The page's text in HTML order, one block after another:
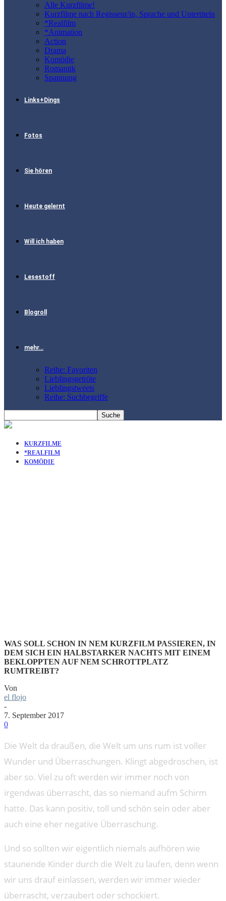
Alle Kurzfilme!
Kurzfilme nach Regisseur/in, Sprache und Untertiteln
*Realfilm
*Animation
Action
Drama
Komödie
Romantik
Spannung
Links+Dings
Fotos
Sie hören
Heute gelernt
Will ich haben
Lesestoff
Blogroll
mehr…
Reihe: Favoriten
Lieblingsgetröte
Lieblingstweets
Reihe: Suchbegriffe
KURZFILME
*REALFILM
KOMÖDIE
WAS SOLL SCHON IN NEM KURZFILM PASSIEREN, IN
DEM SICH EIN HALBSTARKER NACHTS MIT EINEM
BEKLOPPTEN AUF NEM SCHROTTPLATZ
RUMTREIBT?
Von
el flojo
-
7. September 2017
0
Die Welt da draußen, die Welt um uns rum ist voller
Wunder und Überraschungen. Klingt abgedroschen, ist
aber so. Viel zu oft werden wir immer noch von
irgendwas überrascht, das so niemand aufm Schirm
hatte. Das kann positiv, toll und schön sein oder aber
auch eine eher negative Überraschung.
Und so sollten wir eigentlich niemals aufhören wie
staunende Kinder durch die Welt zu laufen, denn wenn
wir uns drauf einlassen, werden wir immer wieder
überrascht, verzaubert oder schockiert.